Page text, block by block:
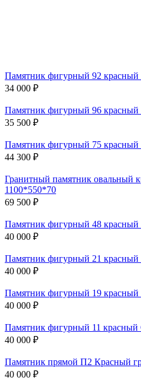
Памятник фигурный 92 красный
34 000 ₽
Памятник фигурный 96 красный
35 500 ₽
Памятник фигурный 75 красный
44 300 ₽
Гранитный памятник овальный
1100*550*70
69 500 ₽
Памятник фигурный 48 красный
40 000 ₽
Памятник фигурный 21 красный
40 000 ₽
Памятник фигурный 19 красный
40 000 ₽
Памятник фигурный 11 красный
40 000 ₽
Памятник прямой П2 Красный
40 000 ₽